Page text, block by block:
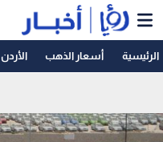
الرئيسية أسعار الذهب الأردن